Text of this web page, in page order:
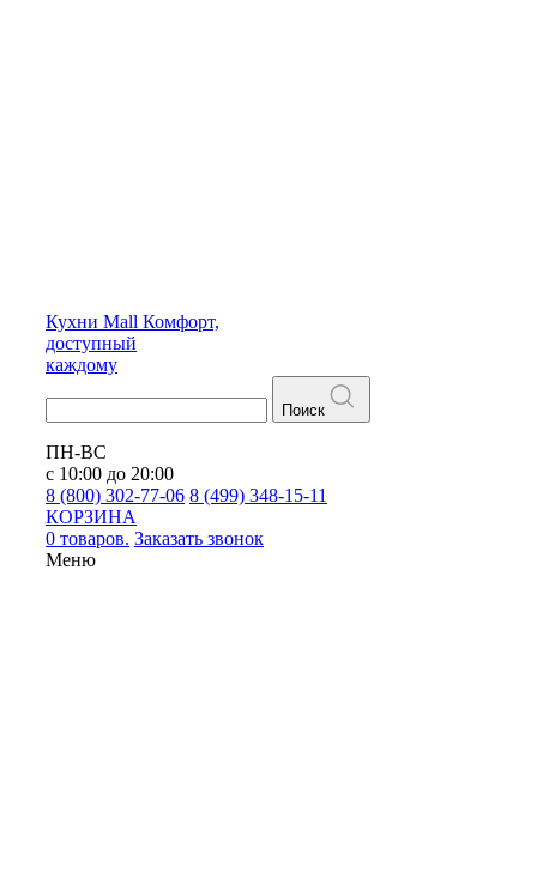
Кухни Mall Комфорт,
доступный
каждому
Поиск
ПН-ВС
с 10:00 до 20:00
8 (800) 302-77-06 8 (499) 348-15-11
КОРЗИНА
0 товаров. Заказать звонок
Меню